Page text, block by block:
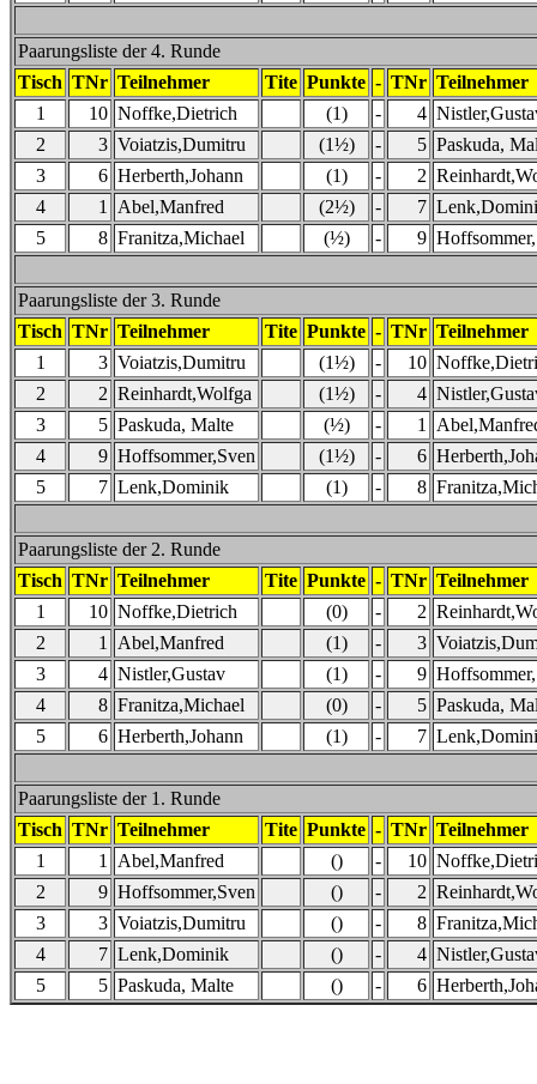
Paarungsliste der 4. Runde
Tisch TNr Teilnehmer Tite Punkte - TNr Teilnehmer
1
10 Noffke,Dietrich (1) - 4
2
3 Voiatzis,Dumitru (1½) - 5 Paskuda,
3
6 Herberth,Johann (1) - 2
4
1 Abel,Manfred (2½) - 7
5
8 Franitza,Michael (½) - 9
Paarungsliste der 3. Runde
Tisch TNr Teilnehmer Tite Punkte - TNr Teilnehmer
1
3 Voiatzis,Dumitru (1½) - 10
2
2 Reinhardt,Wolfga (1½) - 4
3
5 Paskuda, Malte (½) - 1
4
9 Hoffsommer,Sven (1½) - 6
5
7 Lenk,Dominik (1) - 8
Paarungsliste der 2. Runde
Tisch TNr Teilnehmer Tite Punkte - TNr Teilnehmer
1
10 Noffke,Dietrich (0) - 2
2
1 Abel,Manfred (1) - 3
3
4 Nistler,Gustav (1) - 9
4
8 Franitza,Michael (0) - 5 Paskuda,
5
6 Herberth,Johann (1) - 7
Paarungsliste der 1. Runde
Tisch TNr Teilnehmer Tite Punkte - TNr Teilnehmer
1
1 Abel,Manfred () - 10
2
9 Hoffsommer,Sven () - 2
3
3 Voiatzis,Dumitru () - 8
4
7 Lenk,Dominik () - 4
5
5 Paskuda, Malte () - 6